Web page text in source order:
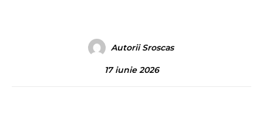
Autorii Sroscas
17 iunie 2026